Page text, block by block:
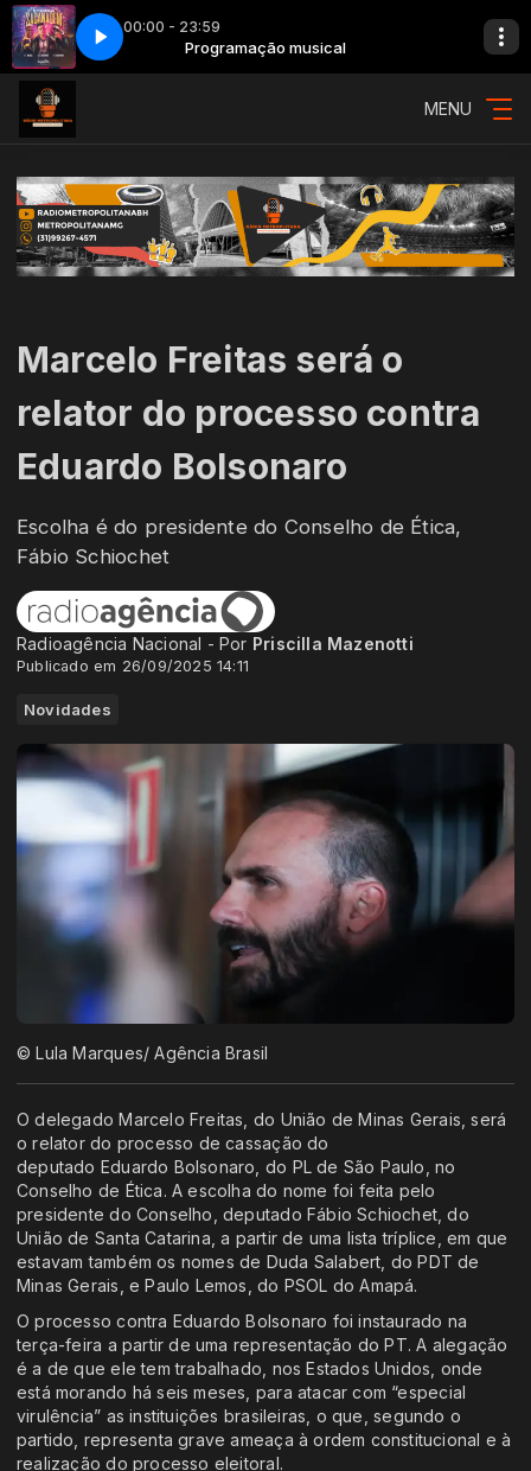
00:00 - 23:59
Programação musical
Sacanagem 018 - MC JottaPê - Eterna Sacanagem
MENU
Marcelo Freitas será o
relator do processo contra
Eduardo Bolsonaro
Escolha é do presidente do Conselho de Ética,
Fábio Schiochet
Radioagência Nacional - Por Priscilla Mazenotti
Publicado em 26/09/2025 14:11
Novidades
© Lula Marques/ Agência Brasil
O delegado Marcelo Freitas, do União de Minas Gerais, será
o relator do processo de cassação do
deputado Eduardo Bolsonaro, do PL de São Paulo, no
Conselho de Ética. A escolha do nome foi feita pelo
presidente do Conselho, deputado Fábio Schiochet, do
União de Santa Catarina, a partir de uma lista tríplice, em que
estavam também os nomes de Duda Salabert, do PDT de
Minas Gerais, e Paulo Lemos, do PSOL do Amapá.
O processo contra Eduardo Bolsonaro foi instaurado na
terça-feira a partir de uma representação do PT. A alegação
é a de que ele tem trabalhado, nos Estados Unidos, onde
está morando há seis meses, para atacar com “especial
virulência” as instituições brasileiras, o que, segundo o
partido, representa grave ameaça à ordem constitucional e à
realização do processo eleitoral.